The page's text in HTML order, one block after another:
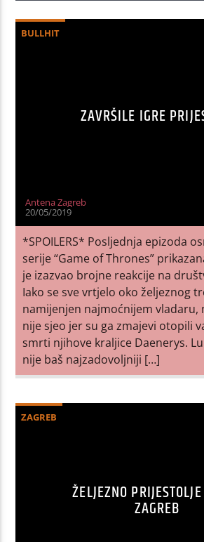
BULLHIT
ZAVRŠILE IGRE
Antena Zagreb
20/05/2019
*SPOILERS* Posljednja epizoda
serije “Game of Thrones”
je izazvao brojne reakcije na
Iako se sve vrtjelo oko željeznog
namijenjen najmoćnijem vladaru,
nije sjeo jer su ga zmajevi otopili
smrti njihove kraljice Daenerys.
nije baš najzadovoljniji […]
ZAGREB
ŽELJEZNO
ZAGREB